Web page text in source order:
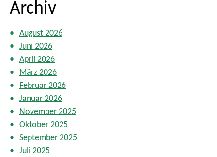
Archiv
August 2026
Juni 2026
April 2026
März 2026
Februar 2026
Januar 2026
November 2025
Oktober 2025
September 2025
Juli 2025